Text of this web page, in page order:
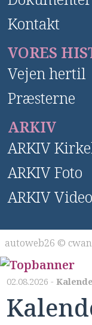
Kontakt
VORES
Vejen hertil
Præsterne
ARKIV
ARKIV
ARKIV Foto
ARKIV Video
autoweb26 ©
02.08.2026 -